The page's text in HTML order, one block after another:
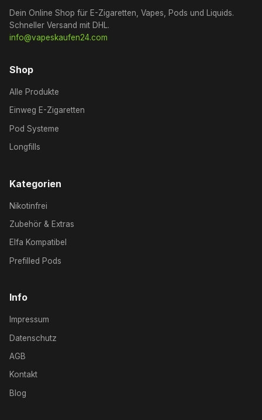
Dein Online Shop für E-Zigaretten, Vapes, Pods und Liquids.
Schneller Versand mit DHL.
info@vapeskaufen24.com
Shop
Alle Produkte
Einweg E-Zigaretten
Pod Systeme
Longfills
Kategorien
Nikotinfrei
Zubehör & Extras
Elfa Kompatibel
Prefilled Pods
Info
Impressum
Datenschutz
AGB
Kontakt
Blog